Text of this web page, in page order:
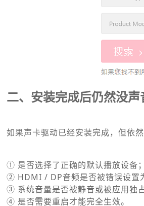
二、安装完成后仍然没声
如果声卡驱动已经安装完成，但依
① 是否选择了正确的默认播放设备；
② HDMI / DP音频是否被错误设置
③ 系统音量是否被静音或被应用独占
④ 是否需要重启才能完全生效。